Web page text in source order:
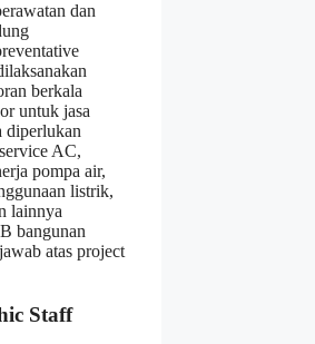
dan
berkala
untuk jasa
diperlukan
AC,
pompa air,
listrik,
lainnya
bangunan
atas project
Staff